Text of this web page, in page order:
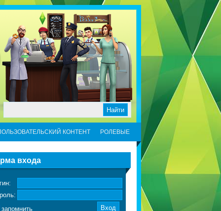
КОНТЕНТ РОЛЕВЫЕ
входа
запомнить